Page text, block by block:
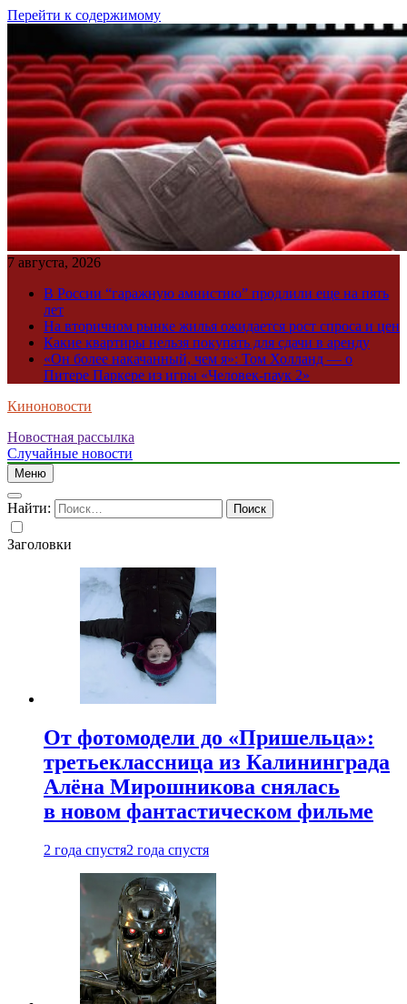
Перейти к содержимому
7 августа, 2026
В России “гаражную амнистию” продлили еще на пять
лет
На вторичном рынке жилья ожидается рост спроса и цен
Какие квартиры нельзя покупать для сдачи в аренду
«Он более накачанный, чем я»: Том Холланд — о
Питере Паркере из игры «Человек-паук 2»
Киноновости
Новостная рассылка
Случайные новости
Меню
Найти:
Заголовки
От фотомодели до «Пришельца»:
третьеклассница из Калининграда
Алёна Мирошникова снялась
в новом фантастическом фильме
2 года спустя2 года спустя